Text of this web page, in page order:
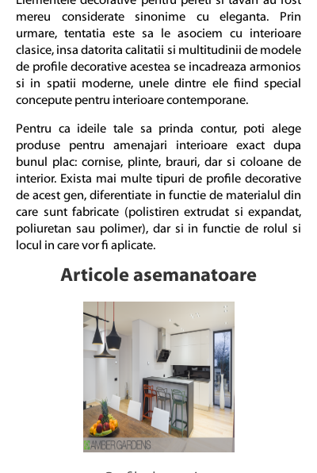
mereu considerate sinonime cu eleganta. Prin
urmare, tentatia este sa le asociem cu interioare
clasice, insa datorita calitatii si multitudinii de modele
de profile decorative acestea se incadreaza armonios
si in spatii moderne, unele dintre ele fiind special
concepute pentru interioare contemporane.
Pentru ca ideile tale sa prinda contur, poti alege
produse pentru amenajari interioare exact dupa
bunul plac: cornise, plinte, brauri, dar si coloane de
interior. Exista mai multe tipuri de profile decorative
de acest gen, diferentiate in functie de materialul din
care sunt fabricate (polistiren extrudat si expandat,
poliuretan sau polimer), dar si in functie de rolul si
locul in care vor fi aplicate.
Articole asemanatoare